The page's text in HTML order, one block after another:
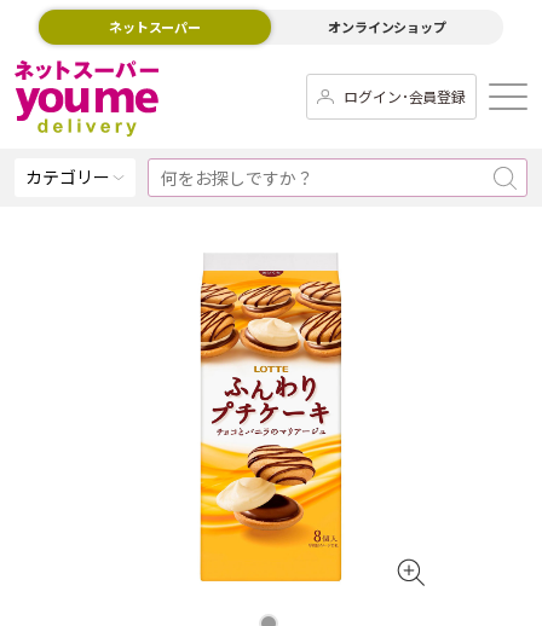
ネットスーパー オンラインショップ
ログイン･会員登録
カテゴリー